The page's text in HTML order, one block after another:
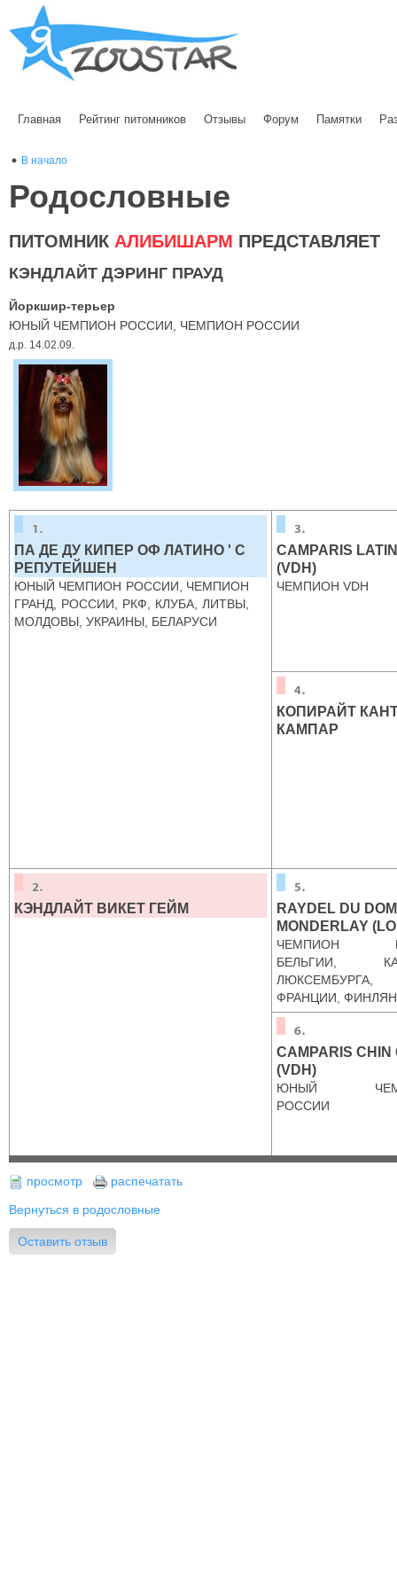
Главная Рейтинг питомников Отзывы Форум Памятки
В начало
Родословные
ПИТОМНИК АЛИБИШАРМ ПРЕДСТАВЛЯЕТ
КЭНДЛАЙТ ДЭРИНГ ПРАУД
Йоркшир-терьер
ЮНЫЙ ЧЕМПИОН РОССИИ, ЧЕМПИОН РОССИИ
д.р. 14.02.09.
ПА ДЕ ДУ КИПЕР ОФ ЛАТИНО ' С
РЕПУТЕЙШЕН
ЮНЫЙ ЧЕМПИОН РОССИИ, ЧЕМПИОН
ГРАНД, РОССИИ, РКФ, КЛУБА, ЛИТВЫ,
МОЛДОВЫ, УКРАИНЫ, БЕЛАРУСИ
CAMPARIS
(VDH)
ЧЕМПИОН VDH
КОПИРАЙТ
КАМПАР
КЭНДЛАЙТ ВИКЕТ ГЕЙМ
RAYDEL DU
MONDERLAY
ЧЕМПИОН
БЕЛЬГИИ,
ЛЮКСЕМБУРГА,
ФРАНЦИИ,
CAMPARIS CHIN
(VDH)
ЮНЫЙ
РОССИИ
просмотр
распечатать
Вернуться в родословные
Оставить отзыв